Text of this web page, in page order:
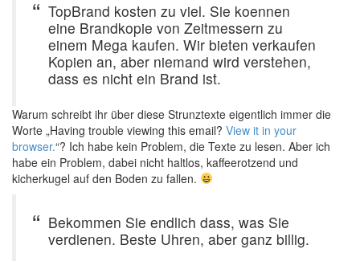
TopBrand kosten zu viel. Sie koennen
eine Brandkopie von Zeitmessern zu
einem Mega kaufen. Wir bieten verkaufen
Kopien an, aber niemand wird verstehen,
dass es nicht ein Brand ist.
Warum schreibt ihr über diese Strunztexte eigentlich immer die
Worte „Having trouble viewing this email? View it in your
browser.“? Ich habe kein Problem, die Texte zu lesen. Aber ich
habe ein Problem, dabei nicht haltlos, kaffeerotzend und
kicherkugel auf den Boden zu fallen.
Bekommen Sie endlich dass, was Sie
verdienen. Beste Uhren, aber ganz billig.